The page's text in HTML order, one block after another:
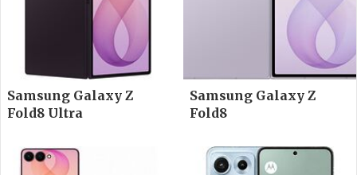
Samsung Galaxy Z
Fold8 Ultra
Samsung Galaxy Z
Fold8